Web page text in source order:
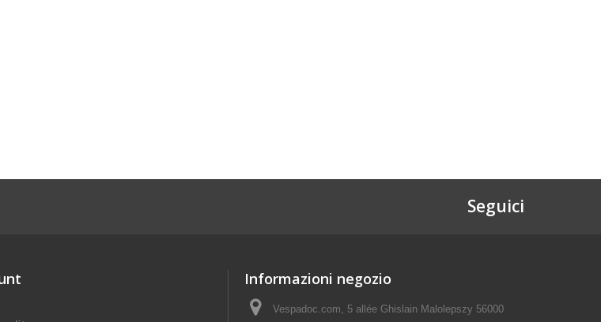
Seguici
Informazioni negozio
Vespadoc.com, 5 allée Ghislain Malolepszy 56000